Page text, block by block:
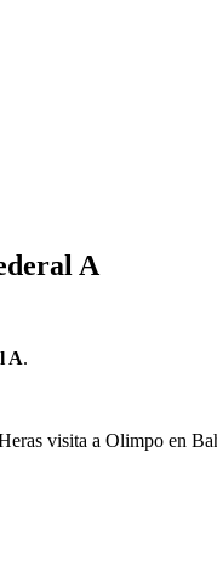
A
A.
visita a Olimpo en